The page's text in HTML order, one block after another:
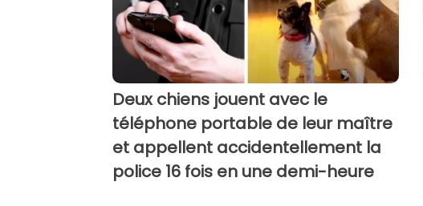
Deux chiens jouent avec le
téléphone portable de leur maître
et appellent accidentellement la
police 16 fois en une demi-heure